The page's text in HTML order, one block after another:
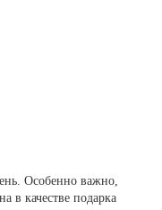
Особенно важно,
в качестве подарка